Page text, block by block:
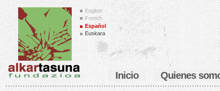
English
French
Español
Euskara
Inicio Quienes